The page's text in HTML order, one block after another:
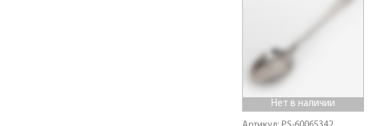
Нет в наличии